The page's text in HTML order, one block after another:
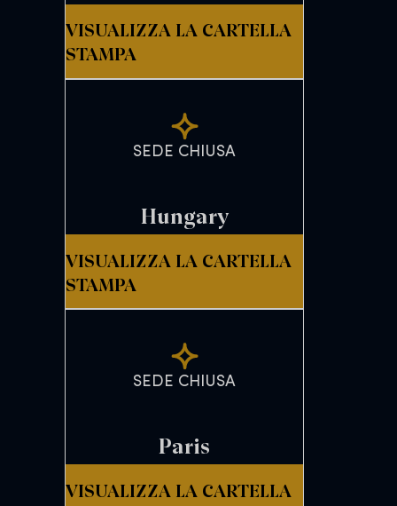
VISUALIZZA LA CARTELLA
STAMPA
SEDE CHIUSA
Hungary
VISUALIZZA LA CARTELLA
STAMPA
SEDE CHIUSA
Paris
VISUALIZZA LA CARTELLA